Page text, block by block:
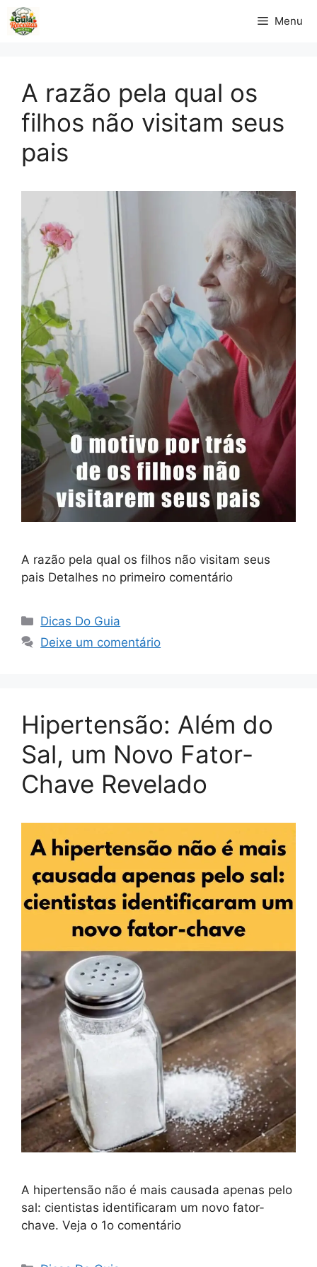
Pular
para
Menu
A razão pela qual os
filhos não visitam seus
pais
A razão pela qual os filhos não visitam seus
pais Detalhes no primeiro comentário
Categorias
Dicas Do Guia
Deixe um comentário
Hipertensão: Além do
Sal, um Novo Fator-
Chave Revelado
A hipertensão não é mais causada apenas pelo
sal: cientistas identificaram um novo fator-
chave. Veja o 1o comentário